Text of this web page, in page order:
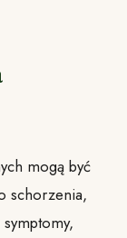
mogą być
schorzenia,